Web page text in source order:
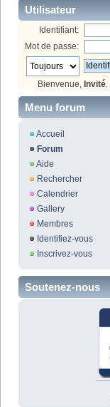
Utilisateur
Identifiant:
Mot de passe:
Bienvenue, Invité
Menu forum
Accueil
Forum
Aide
Rechercher
Calendrier
Gallery
Membres
Identifiez-vous
Inscrivez-vous
Soutenez-nous